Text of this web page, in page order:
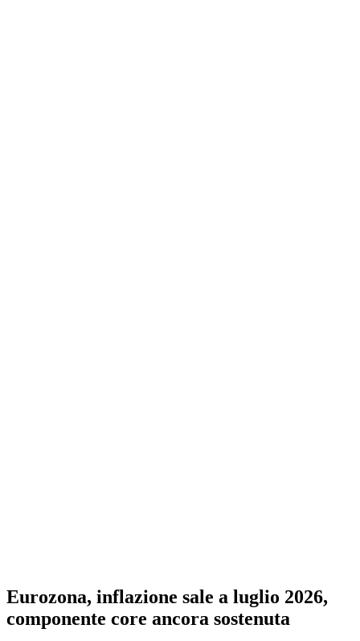
Eurozona, inflazione sale a luglio 2026,
componente core ancora sostenuta